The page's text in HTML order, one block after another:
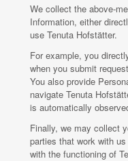
We collect the above-
Information, either
use Tenuta Hofstätter.
For example, you
when you submit
You also provide
navigate Tenuta
is automatically
Finally, we may collect
parties that work with
with the functioning of